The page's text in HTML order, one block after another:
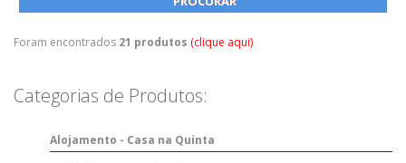
Foram encontrados 21 produtos (clique aqui)
Categorias de Produtos:
Alojamento - Casa na Quinta